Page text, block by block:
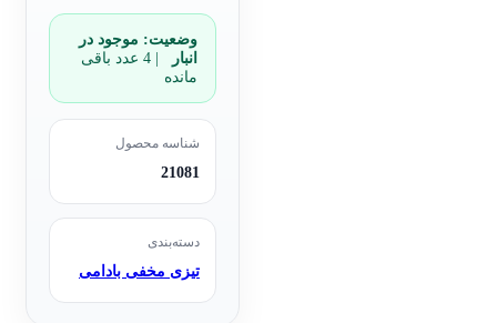
وضعیت: موجود در
انبار
| 4 عدد باقی
مانده
شناسه محصول
21081
دسته‌بندی
تیزی مخفی بادامی